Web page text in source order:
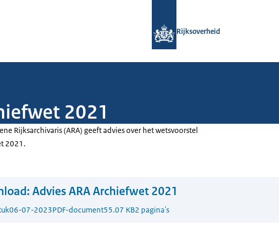
Rijksoverheid
2021
Rijksarchivaris (ARA) geeft advies over het wetsvoorstel
2021.
Advies ARA Archiefwet 2021
06-07-2023PDF-document55.07 KB2 pagina's